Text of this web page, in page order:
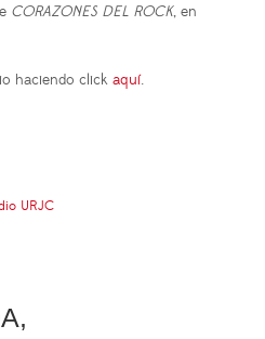
CORAZONES DEL ROCK, en
haciendo click aquí.
URJC